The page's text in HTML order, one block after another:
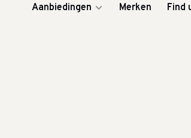
Aanbiedingen
Merken Find